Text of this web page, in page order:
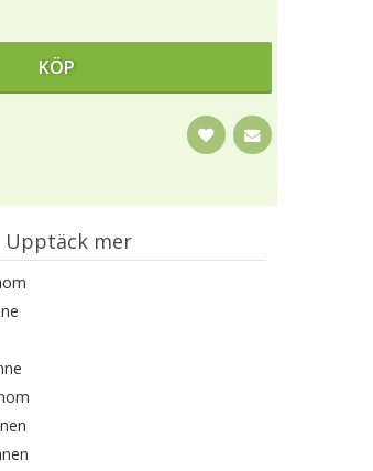
KÖP
Upptäck mer